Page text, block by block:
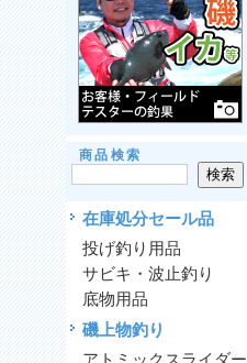
商品検索
在庫処分セール品
投げ釣り用品
サビキ・波止釣り
底物用品
磯上物釣り